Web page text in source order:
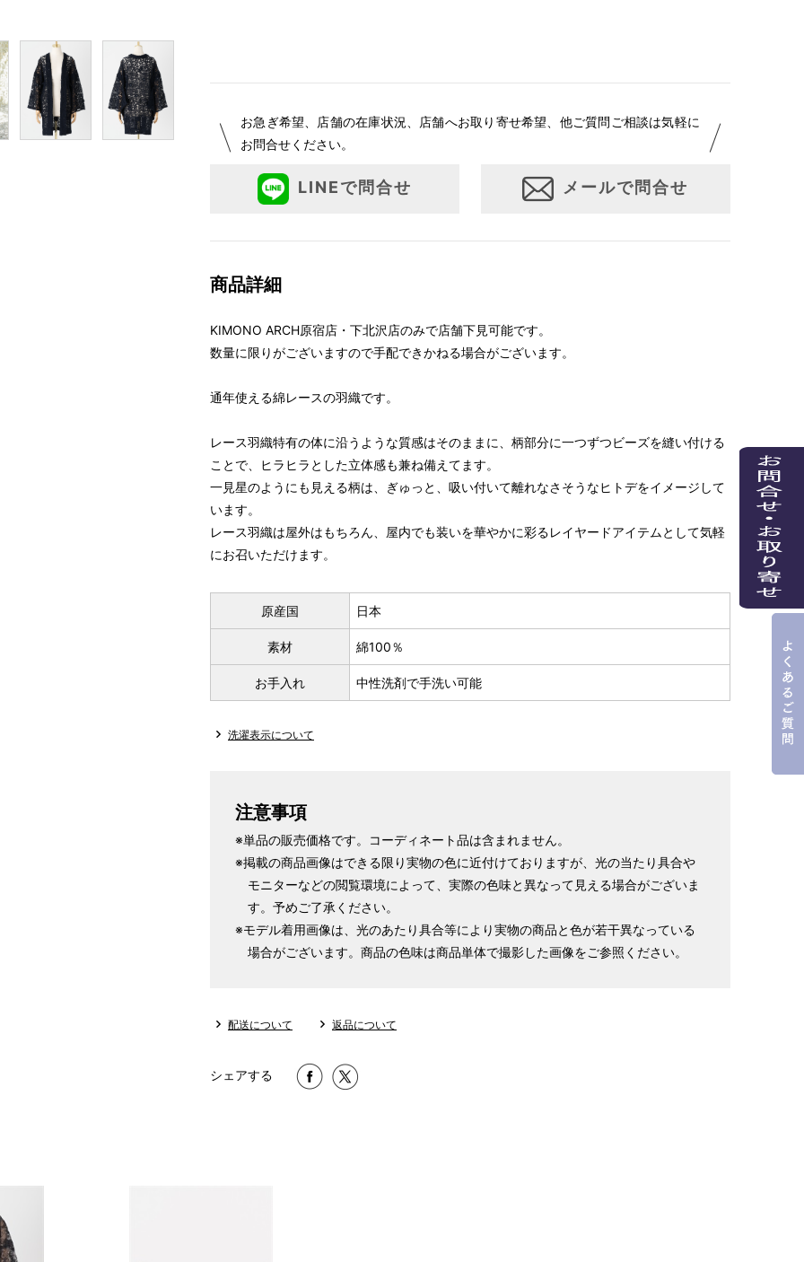
お急ぎ希望、店舗の在庫状況、店舗へお取り寄せ希望、他ご質問ご相談は気軽に
お問合せください。
LINEで問合せ メールで問合せ
商品詳細
KIMONO ARCH原宿店・下北沢店のみで店舗下見可能です。
数量に限りがございますので手配できかねる場合がございます。
通年使える綿レースの羽織です。
レース羽織特有の体に沿うような質感はそのままに、柄部分に一つずつビーズを縫い付ける
ことで、ヒラヒラとした立体感も兼ね備えてます。
一見星のようにも見える柄は、ぎゅっと、吸い付いて離れなさそうなヒトデをイメージして
います。
レース羽織は屋外はもちろん、屋内でも装いを華やかに彩るレイヤードアイテムとして気軽
にお召いただけます。
原産国 日本
素材 綿100％
お手入れ 中性洗剤で手洗い可能
洗濯表示について
注意事項
※単品の販売価格です。コーディネート品は含まれません。
※掲載の商品画像はできる限り実物の色に近付けておりますが、光の当たり具合や
モニターなどの閲覧環境によって、実際の色味と異なって見える場合がございま
す。予めご了承ください。
※モデル着用画像は、光のあたり具合等により実物の商品と色が若干異なっている
場合がございます。商品の色味は商品単体で撮影した画像をご参照ください。
配送について 返品について
シェアする